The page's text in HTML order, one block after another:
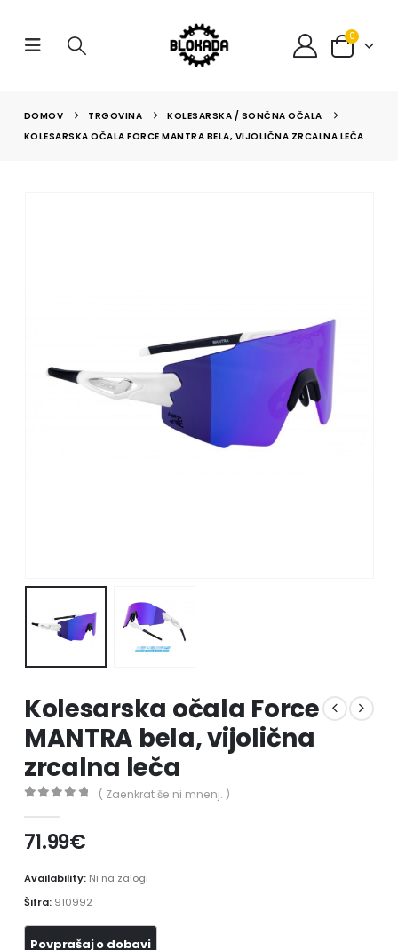
0
DOMOV TRGOVINA
KOLESARSKA / SONČNA OČALA
KOLESARSKA OČALA FORCE MANTRA BELA, VIJOLIČNA ZRCALNA LEČA
Kolesarska očala Force
MANTRA bela, vijolična
zrcalna leča
( Zaenkrat še ni mnenj. )
71.99€
Availability: Ni na zalogi
Šifra: 910992